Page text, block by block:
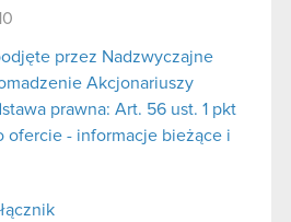
przez Nadzwyczajne
Akcjonariuszy
prawna: Art. 56 ust. 1 pkt
ofercie - informacje bieżące i